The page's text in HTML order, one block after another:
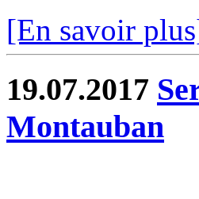
[En savoir
19.07.2017
Montauban